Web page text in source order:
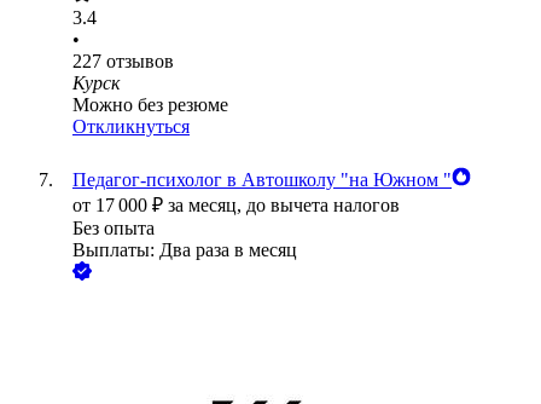
3.4
•
227 отзывов
Курск
Можно без резюме
Откликнуться
Педагог-психолог в Автошколу "на Южном "
от 17 000 ₽ за месяц, до вычета налогов
Без опыта
Выплаты: Два раза в месяц